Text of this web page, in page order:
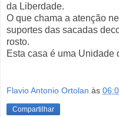
da Liberdade.
O que chama a atenção
suportes das sacadas
rosto.
Esta casa é uma Unidade
Flavio Antonio Ortolan às
Compartilhar